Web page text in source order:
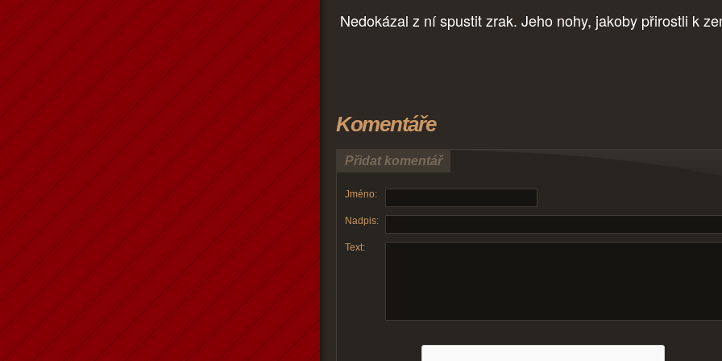
Nedokázal z ní spustit zrak. Jeho nohy, jakoby přirostli k
Komentáře
Přidat komentář
Jméno:
Nadpis:
Text: